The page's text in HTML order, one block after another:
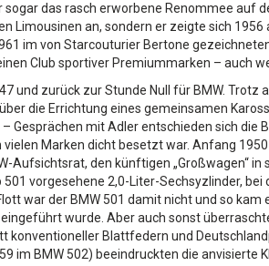
das rasch erworbene Renommee auf
Limousinen an, sondern er zeigte sich
im von Starcouturier Bertone
Club sportiver Premiummarken – auch
und zurück zur Stunde Null für BMW.
die Errichtung eines gemeinsamen
Gesprächen mit Adler entschieden sich
vielen Marken dicht besetzt war. Anfang
Aufsichtsrat, den künftigen „Großwagen“
vorgesehene 2,0-Liter-Sechsyzlinder,
war der BMW 501 damit nicht und so
wurde. Aber auch sonst
konventioneller Blattfedern und
im BMW 502) beeindruckten die